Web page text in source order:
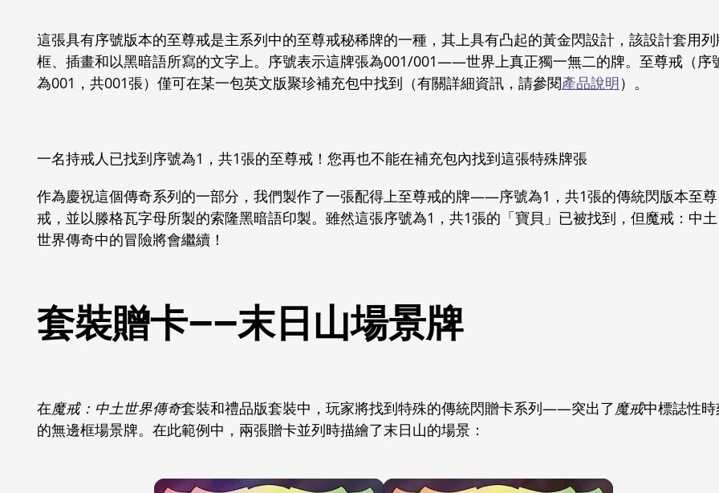
這張具有序號版本的至尊戒是主系列中的至尊戒秘稀牌的一種，其上具有凸起的黃金閃設計，該設計套用
框、插畫和以黑暗語所寫的文字上。序號表示這牌張為001/001——世界上真正獨一無二的牌。至尊戒（序
為001，共001張）僅可在某一包英文版聚珍補充包中找到（有關詳細資訊，請參閱產品說明）。
一名持戒人已找到序號為1，共1張的至尊戒！您再也不能在補充包內找到這張特殊牌張
作為慶祝這個傳奇系列的一部分，我們製作了一張配得上至尊戒的牌——序號為1，共1張的傳統閃版本至尊
戒，並以滕格瓦字母所製的索隆黑暗語印製。雖然這張序號為1，共1張的「寶貝」已被找到，但魔戒：中土
世界傳奇中的冒險將會繼續！
套裝贈卡——末日山場景牌
在魔戒：中土世界傳奇套裝和禮品版套裝中，玩家將找到特殊的傳統閃贈卡系列——突出了魔戒中標誌性
的無邊框場景牌。在此範例中，兩張贈卡並列時描繪了末日山的場景：